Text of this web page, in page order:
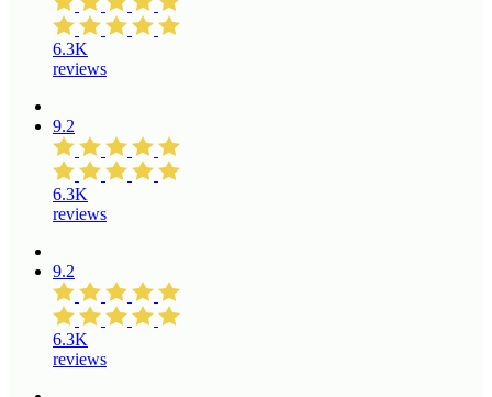
6.3K
reviews
9.2
6.3K
reviews
9.2
6.3K
reviews